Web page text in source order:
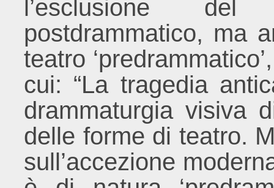
l’esclusione del
postdrammatico, ma
teatro
cui: “La tragedia
drammaturgia visiva
delle forme di teatro.
sull’accezione